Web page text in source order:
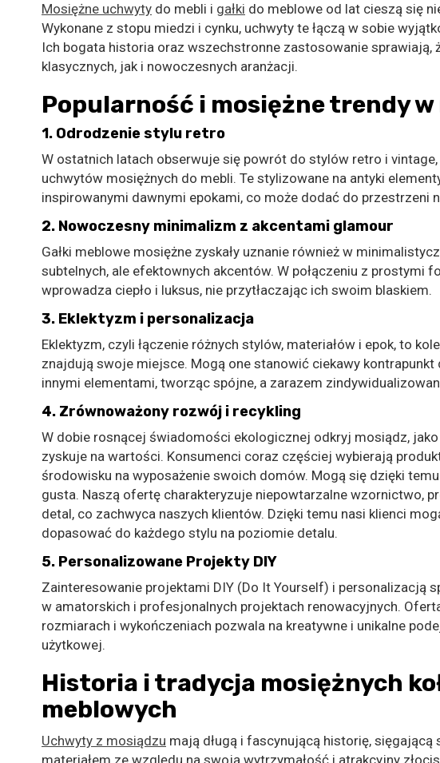
Mosiężne uchwyty do mebli i gałki do meblowe od lat cieszą się
Wykonane z stopu miedzi i cynku, uchwyty te łączą w sobie
Ich bogata historia oraz wszechstronne zastosowanie sprawiają,
klasycznych, jak i nowoczesnych aranżacji.
Popularność i mosiężne trendy
1. Odrodzenie stylu retro
W ostatnich latach obserwuje się powrót do stylów retro i vintage,
uchwytów mosiężnych do mebli. Te stylizowane na antyki
inspirowanymi dawnymi epokami, co może dodać do przestrzeni
2. Nowoczesny minimalizm z akcentami glamour
Gałki meblowe mosiężne zyskały uznanie również w
subtelnych, ale efektownych akcentów. W połączeniu z prostymi
wprowadza ciepło i luksus, nie przytłaczając ich swoim blaskiem.
3. Eklektyzm i personalizacja
Eklektyzm, czyli łączenie różnych stylów, materiałów i epok, to
znajdują swoje miejsce. Mogą one stanowić ciekawy
innymi elementami, tworząc spójne, a zarazem
4. Zrównoważony rozwój i recykling
W dobie rosnącej świadomości ekologicznej odkryj mosiądz, jako
zyskuje na wartości. Konsumenci coraz częściej wybierają
środowisku na wyposażenie swoich domów. Mogą się dzięki
gusta. Naszą ofertę charakteryzuje niepowtarzalne wzornictwo,
detal, co zachwyca naszych klientów. Dzięki temu nasi klienci
dopasować do każdego stylu na poziomie detalu.
5. Personalizowane Projekty DIY
Zainteresowanie projektami DIY (Do It Yourself) i personalizacją
w amatorskich i profesjonalnych projektach renowacyjnych.
rozmiarach i wykończeniach pozwala na kreatywne i unikalne
użytkowej.
Historia i tradycja mosiężnych
meblowych
Uchwyty z mosiądzu mają długą i fascynującą historię,
materiałem ze względu na swoją wytrzymałość i atrakcyjny